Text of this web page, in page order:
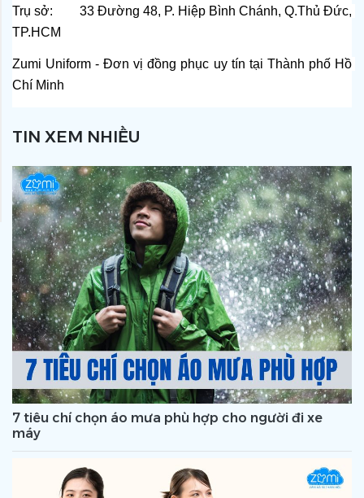
TIN XEM NHIỀU
7 tiêu chí chọn áo mưa phù hợp cho người đi xe
máy
Trụ sở:        33 Đường 48, P. Hiệp Bình Chánh, Q.Thủ Đức,
TP.HCM
Zumi Uniform - Đơn vị đồng phục uy tín tại Thành phố Hồ
Chí Minh